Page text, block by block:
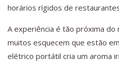
horários rígidos de
A experiência é tão próxima do
muitos esquecem que estão
elétrico portátil cria um aroma